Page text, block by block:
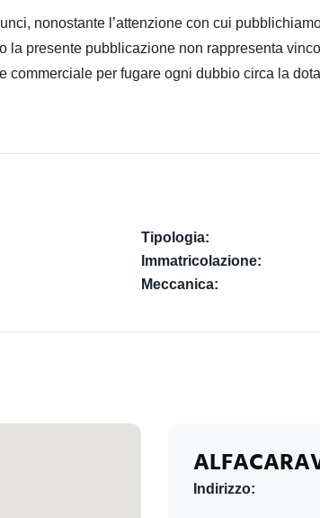
nonostante l’attenzione con cui
presente pubblicazione non rappresenta
commerciale per fugare ogni dubbio circa la
Tipologia:
Immatricolazione:
Meccanica:
Indirizzo: